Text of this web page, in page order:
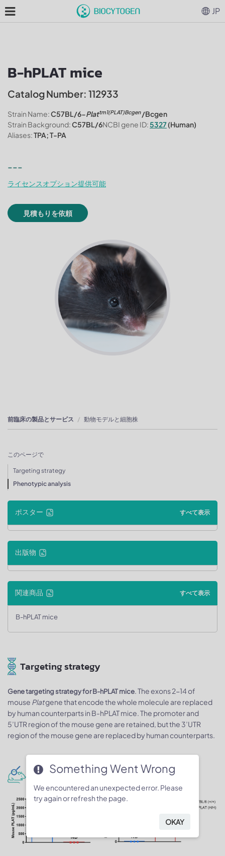
B-hPLAT mice
Catalog Number: 112933
Strain Name:C57BL/6-Plattm1(PLAT)Bcgen/Bcgen
Strain Background:C57BL/6NCBI gene ID:5327(Human)
Aliases:TPA; T-PA
---
ライセンスオプション提供可能
見積もりを依頼
前臨床の製品とサービス 動物モデルと細胞株
このページで
Targeting strategy
Phenotypic analysis
ポスター すべて表示
出版物
関連商品 すべて表示
B-hPLAT mice
Targeting strategy
Gene targeting strategy for B-hPLAT mice. The exons 2-14 of
mouse Platgene that encode the whole molecule are replaced
by human counterparts in B-hPLAT mice. The promoter and
5’UTR region of the mouse gene are retained, but the 3’UTR
region of the mouse gene are replaced by human counterparts.
Protein expression analysis in serum
JP
Something Went Wrong
We encountered an unexpected error. Please
try again or refresh the page.
OKAY